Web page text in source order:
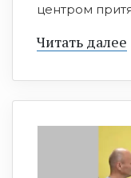
центром
Читать далее